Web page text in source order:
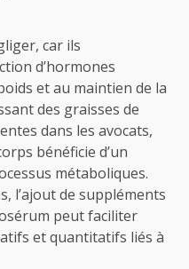
car ils
d’hormones
et au maintien de la
des graisses de
dans les avocats,
bénéficie d’un
métaboliques.
l’ajout de suppléments
peut faciliter
et quantitatifs liés à